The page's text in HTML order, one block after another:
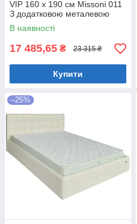
VIP 160 х 190 см Missoni 011
З додатковою металевою
цільнозварною рамою
Темно-коричневий
В наявності
17 485,65 ₴ 23 315 ₴
Купити
–25%